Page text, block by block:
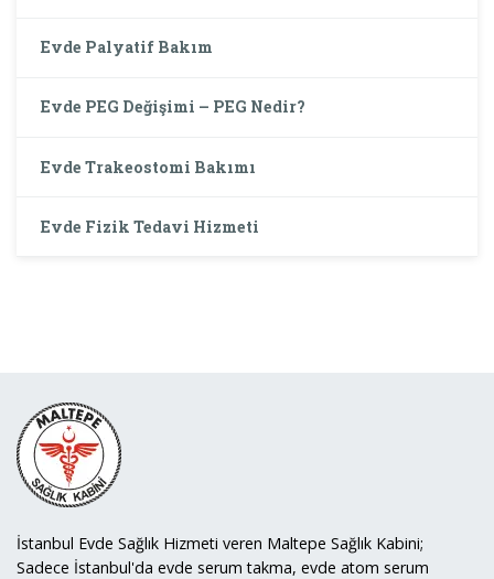
Evde Palyatif Bakım
Evde PEG Değişimi – PEG Nedir?
Evde Trakeostomi Bakımı
Evde Fizik Tedavi Hizmeti
İstanbul Evde Sağlık Hizmeti veren Maltepe Sağlık Kabini;
Sadece İstanbul'da evde serum takma, evde atom serum